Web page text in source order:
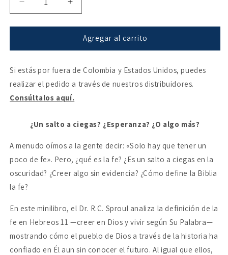
Reducir
cantidad
para
es
fe?
Aumentar
cantidad
para
¿Qué
es
fe?
Agregar al carrito
Si estás por fuera de Colombia y Estados Unidos, puedes
realizar el pedido a través de nuestros distribuidores.
Consúltalos aquí.
¿Un salto a ciegas? ¿Esperanza? ¿O algo más?
A menudo oímos a la gente decir: «Solo hay que tener un
poco de fe». Pero, ¿qué es la fe? ¿Es un salto a ciegas en la
oscuridad? ¿Creer algo sin evidencia? ¿Cómo define la Biblia
la fe?
En este minilibro, el Dr. R.C. Sproul analiza la definición de la
fe en Hebreos 11 —creer en Dios y vivir según Su Palabra—
mostrando cómo el pueblo de Dios a través de la historia ha
confiado en Él aun sin conocer el futuro. Al igual que ellos,